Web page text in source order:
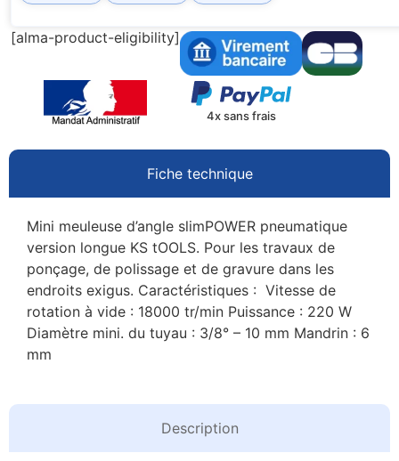
[alma-product-eligibility]
4x sans frais
Fiche technique
Description
Mini meuleuse d’angle slimPOWER pneumatique
version longue KS tOOLS. Pour les travaux de
ponçage, de polissage et de gravure dans les
endroits exigus. Caractéristiques : Vitesse de
rotation à vide : 18000 tr/min Puissance : 220 W
Diamètre mini. du tuyau : 3/8° – 10 mm Mandrin : 6
mm